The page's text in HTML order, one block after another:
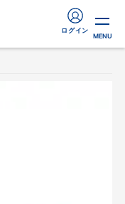
ログイン
MENU